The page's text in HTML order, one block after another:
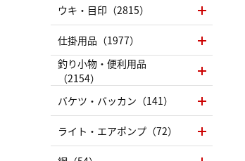
ウキ・目印（2815）
仕掛用品（1977）
釣り小物・便利用品
（2154）
バケツ・バッカン（141）
ライト・エアポンプ（72）